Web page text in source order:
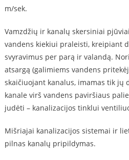
m/sek.
Vamzdžių ir kanalų skersiniai
vandens kiekiui praleisti, kreipiant
svyravimus per parą ir valandą.
atsargą (galimiems vandens
skaičiuojant kanalus, imamas tik jų
kanale virš vandens paviršiaus
judėti – kanalizacijos tinklui
Mišriajai kanalizacijos sistemai ir
pilnas kanalų pripildymas.